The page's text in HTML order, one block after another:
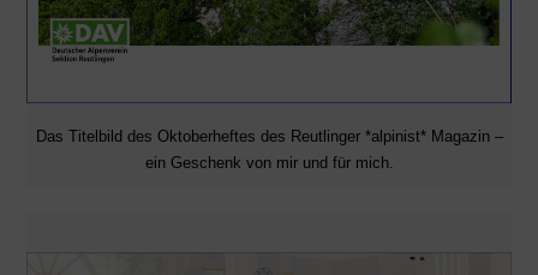
Das Titelbild des Oktoberheftes des Reutlinger *alpinist* Magazin –
ein Geschenk von mir und für mich.